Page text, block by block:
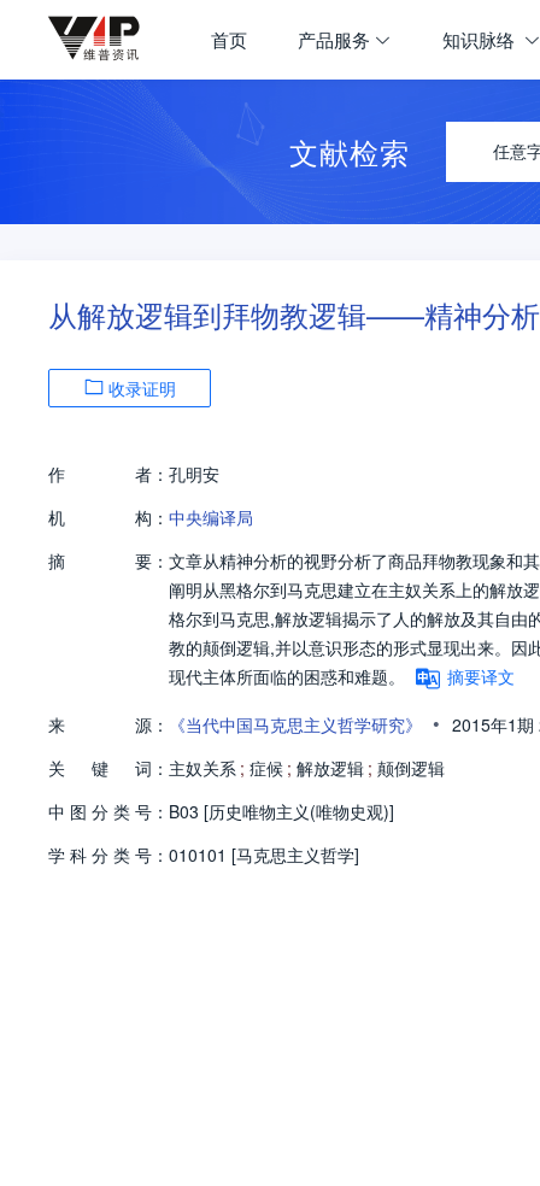
首页 产品服务 知识脉络
文献检索 任意
从解放逻辑到拜物教逻辑——精神分
收录证明
作 者： 孔明安
机
构： 中央编译局
摘
要： 文章从精神分析的视野分析了商品拜物教现象和
阐明从黑格尔到马克思建立在主奴关系上的解放
格尔到马克思,解放逻辑揭示了人的解放及其自
教的颠倒逻辑,并以意识形态的形式显现出来。
现代主体所面临的困惑和难题。
摘要译文
来
源： 《当代中国马克思主义哲学研究》 • 2015年1期
关
键 词： 主奴关系 ; 症候 ; 解放逻辑 ; 颠倒逻辑
中 图 分 类 号： B03 [历史唯物主义(唯物史观)]
学 科 分 类 号： 010101 [马克思主义哲学]